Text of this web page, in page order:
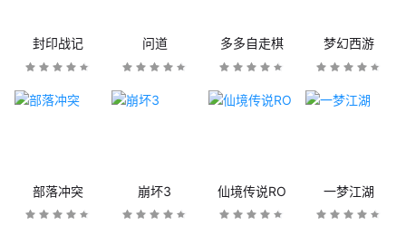
封印战记 问道 多多自走棋 梦幻西游
部落冲突 崩坏3 仙境传说RO 一梦江湖